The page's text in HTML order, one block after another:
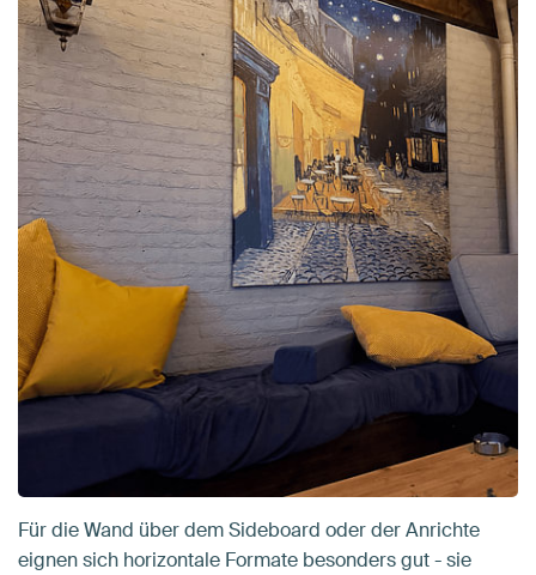
Für die Wand über dem Sideboard oder der Anrichte
eignen sich horizontale Formate besonders gut - sie